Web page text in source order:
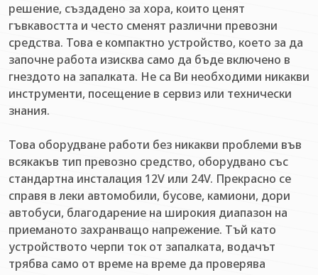
решение, създадено за хора, които ценят
гъвкавостта и често сменят различни превозни
средства. Това е компактно устройство, което за да
започне работа изисква само да бъде включено в
гнездото на запалката. Не са Ви необходими никакви
инструменти, посещение в сервиз или технически
знания.
Това оборудване работи без никакви проблеми във
всякакъв тип превозно средство, оборудвано със
стандартна инсталация 12V или 24V. Прекрасно се
справя в леки автомобили, бусове, камиони, дори
автобуси, благодарение на широкия диапазон на
приеманото захранващо напрежение. Тъй като
устройството черпи ток от запалката, водачът
трябва само от време на време да проверява